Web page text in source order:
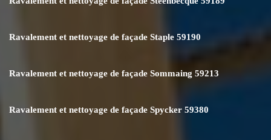
Ravalement et nettoyage de façade Staple 59190
Ravalement et nettoyage de façade Sommaing 59213
Ravalement et nettoyage de façade Spycker 59380